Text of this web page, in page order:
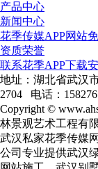
产品中心
新闻中心
花季传媒APP网站
资质荣誉
联系花季APP下载
地址：湖北省武
2704 电话：
Copyright ©
林景观艺术工程有
武汉私家花季传媒网
公司专业提供武汉绿